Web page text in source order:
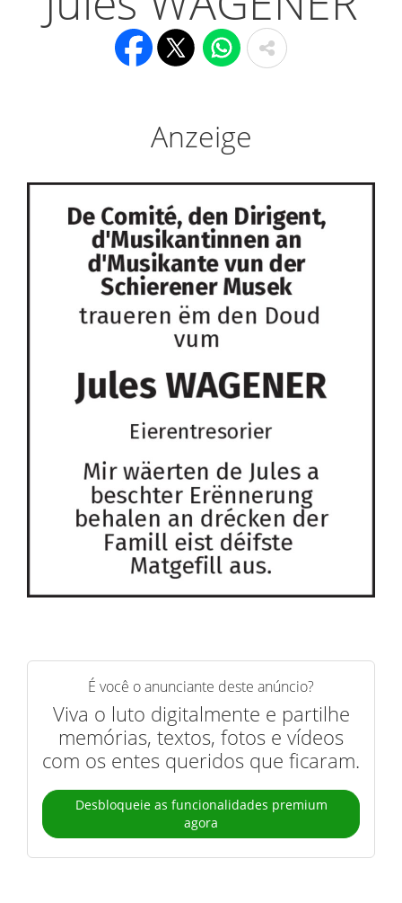
Anzeige
É você o anunciante deste anúncio?
Viva o luto digitalmente e partilhe
memórias, textos, fotos e vídeos
com os entes queridos que ficaram.
Desbloqueie as funcionalidades premium
agora